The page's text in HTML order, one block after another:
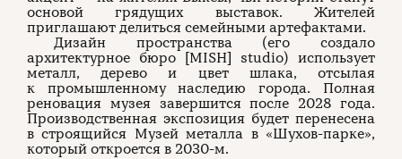
основой грядущих выставок. Жителей
приглашают делиться семейными артефактами.
Дизайн пространства (его создало
архитектурное бюро [MISH] studio) использует
металл, дерево и цвет шлака, отсылая
к промышленному наследию города. Полная
реновация музея завершится после 2028 года.
Производственная экспозиция будет перенесена
в строящийся Музей металла в «Шухов-парке»,
который откроется в 2030-м.